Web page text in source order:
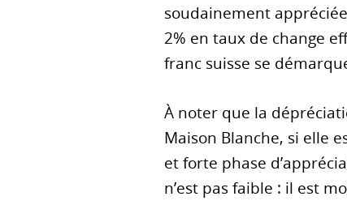
soudainement
2% en taux de change
franc suisse se
À noter que la
Maison Blanche, si elle
et forte phase
n’est pas faible : il est